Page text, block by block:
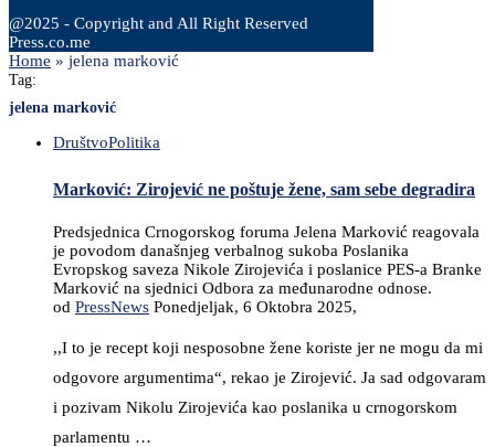
@2025 - Copyright and All Right Reserved
Press.co.me
Home » jelena marković
Tag:
jelena marković
DruštvoPolitika
Marković: Zirojević ne poštuje žene, sam sebe degradira
Predsjednica Crnogorskog foruma Jelena Marković reagovala
je povodom današnjeg verbalnog sukoba Poslanika
Evropskog saveza Nikole Zirojevića i poslanice PES-a Branke
Marković na sjednici Odbora za međunarodne odnose.
od PressNews Ponedjeljak, 6 Oktobra 2025,
,,I to je recept koji nesposobne žene koriste jer ne mogu da mi
odgovore argumentima“, rekao je Zirojević. Ja sad odgovaram
i pozivam Nikolu Zirojevića kao poslanika u crnogorskom
parlamentu …